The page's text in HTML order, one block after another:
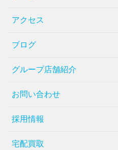
アクセス
ブログ
グループ店舗紹介
お問い合わせ
採用情報
宅配買取